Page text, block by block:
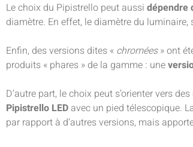
Le choix du Pipistrello peut aussi dépendre
diamètre. En effet, le diamètre du
Enfin, des versions dites « chromées» ont
produits « phares » de la gamme : une
D’autre part, le choix peut s’orienter vers
Pipistrello LED avec un pied télescopique.
par rapport à d’autres versions, mais